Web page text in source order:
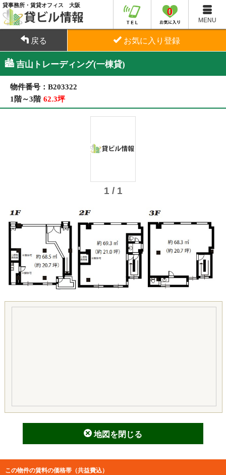
貸事務所・賃貸オフィス 大阪
MENU
0
戻る お気に入り登録
吉山トレーディング(一棟貸)
物件番号：B203322
1階～3階 62.3坪
1 / 1
地図を閉じる
この物件の賃料の価格帯（共益費込）